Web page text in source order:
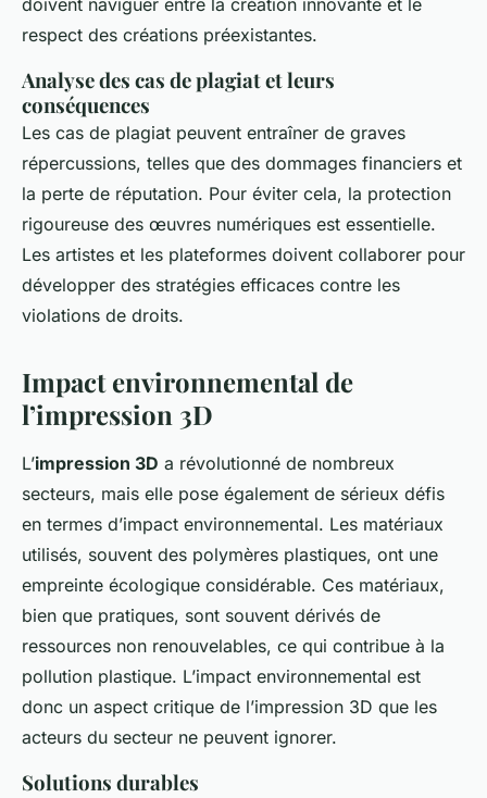
doivent naviguer entre la création innovante et le
respect des créations préexistantes.
Analyse des cas de plagiat et leurs
conséquences
Les cas de plagiat peuvent entraîner de graves
répercussions, telles que des dommages financiers et
la perte de réputation. Pour éviter cela, la protection
rigoureuse des œuvres numériques est essentielle.
Les artistes et les plateformes doivent collaborer pour
développer des stratégies efficaces contre les
violations de droits.
Impact environnemental de
l’impression 3D
L’impression 3D a révolutionné de nombreux
secteurs, mais elle pose également de sérieux défis
en termes d’impact environnemental. Les matériaux
utilisés, souvent des polymères plastiques, ont une
empreinte écologique considérable. Ces matériaux,
bien que pratiques, sont souvent dérivés de
ressources non renouvelables, ce qui contribue à la
pollution plastique. L’impact environnemental est
donc un aspect critique de l’impression 3D que les
acteurs du secteur ne peuvent ignorer.
Solutions durables